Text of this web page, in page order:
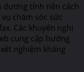
dương tính nên cách
chăm sóc sức
Các khuyến nghị
cung cấp hướng
nghiệm kháng